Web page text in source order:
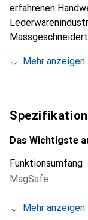
erfahrenen
unverzichtbaren
die Marke Noreve
anspruchsvolle
Mehr anzeigen
Das Wichtigste
Funktionsumfang
MagSafe
Mehr anzeigen